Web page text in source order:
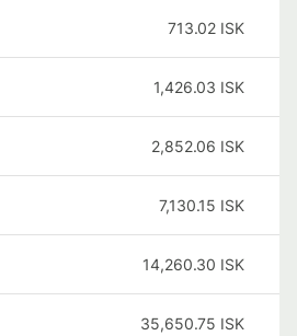
713.02 ISK
1,426.03 ISK
2,852.06 ISK
7,130.15 ISK
14,260.30 ISK
35,650.75 ISK